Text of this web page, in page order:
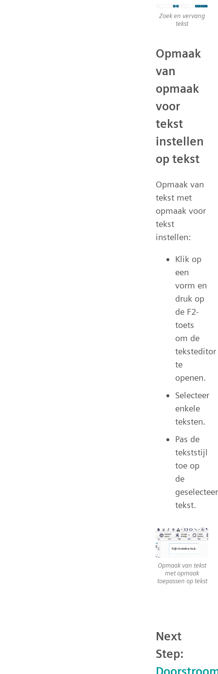
Zoek en vervang
tekst
Opmaak
van
opmaak
voor
tekst
instellen
op tekst
Opmaak van
tekst met
opmaak voor
tekst
instellen:
Klik op
een
vorm en
druk op
de F2-
toets
om de
teksteditor
te
openen.
Selecteer
enkele
teksten.
Pas de
tekststijl
toe op
de
tekst.
Opmaak van tekst
met opmaak
toepassen op tekst
Next
Step: